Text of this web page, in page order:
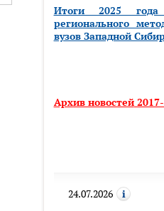
Итоги 2025 года
регионального
вузов Западной
Архив новостей
24.07.2026